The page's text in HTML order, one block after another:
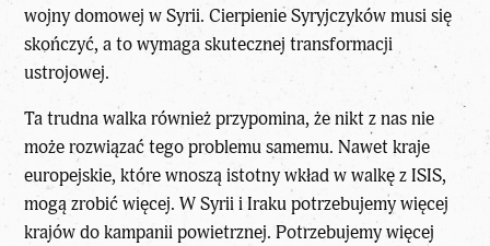
wojny domowej w Syrii. Cierpienie Syryjczyków musi się
skończyć, a to wymaga skutecznej transformacji
ustrojowej.
Ta trudna walka również przypomina, że nikt z nas nie
może rozwiązać tego problemu samemu. Nawet kraje
europejskie, które wnoszą istotny wkład w walkę z ISIS,
mogą zrobić więcej. W Syrii i Iraku potrzebujemy więcej
krajów do kampanii powietrznej. Potrzebujemy więcej